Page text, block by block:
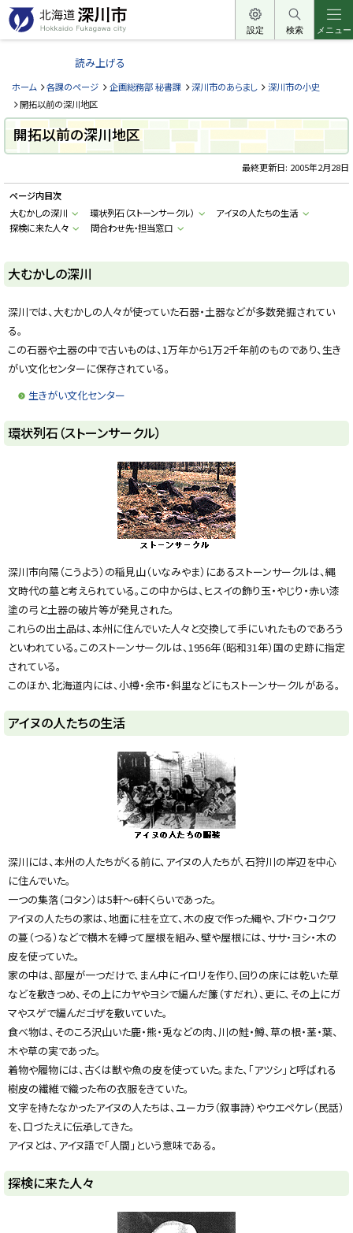
本
文
へ
ー
北
道
深
川
市
H
k
a
d
o
k
a
g
w
a
c
t
y
設定 検索 メニュー
読み上げる
ホーム 各課のページ 企画総務部 秘書課 深川市のあらまし
深川市の小史
開拓以前の深川地区
開拓以前の深川地区
最終更新日: 2005年2月28日
ページ内目次
大むかしの深川
環状列石（ストーンサークル）
アイヌの人たちの生活
探検に来た人々
問合わせ先・担当窓口
大むかしの深川
深川では、大むかしの人々が使っていた石器・土器などが多数発掘されてい
る。
この石器や土器の中で古いものは、1万年から1万2千年前のものであり、生き
がい文化センターに保存されている。
生きがい文化センター
ト
ッ
環状列石（ストーンサークル）
深川市向陽（こうよう）の稲見山（いなみやま）にあるストーンサークルは、縄
文時代の墓と考えられている。この中からは、ヒスイの飾り玉・やじり・赤い漆
塗の弓と土器の破片等が発見された。
これらの出土品は、本州に住んでいた人々と交換して手にいれたものであろう
といわれている。このストーンサークルは、1956年（昭和31年）国の史跡に指定
されている。
このほか、北海道内には、小樽・余市・斜里などにもストーンサークルがある。
ト
ッ
アイヌの人たちの生活
深川には、本州の人たちがくる前に、アイヌの人たちが、石狩川の岸辺を中心
に住んでいた。
一つの集落（コタン）は5軒〜6軒くらいであった。
アイヌの人たちの家は、地面に柱を立て、木の皮で作った縄や、ブドウ・コクワ
の蔓（つる）などで横木を縛って屋根を組み、壁や屋根には、ササ・ヨシ・木の
皮を使っていた。
家の中は、部屋が一つだけで、まん中にイロリを作り、回りの床には乾いた草
などを敷きつめ、その上にカヤやヨシで編んだ簾（すだれ）、更に、その上にガ
マやスゲで編んだゴザを敷いていた。
食べ物は、そのころ沢山いた鹿・熊・兎などの肉、川の鮭・鱒、草の根・茎・葉、
木や草の実であった。
着物や履物には、古くは獣や魚の皮を使っていた。また、「アツシ」と呼ばれる
樹皮の繊維で織った布の衣服をきていた。
文字を持たなかったアイヌの人たちは、ユーカラ（叙事詩）やウエペケレ（民話）
を、口づたえに伝承してきた。
アイヌとは、アイヌ語で「人間」という意味である。
ト
ッ
探検に来た人々